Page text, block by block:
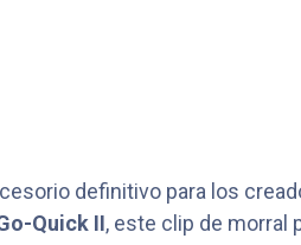
definitivo para los
Quick II, este clip de morral